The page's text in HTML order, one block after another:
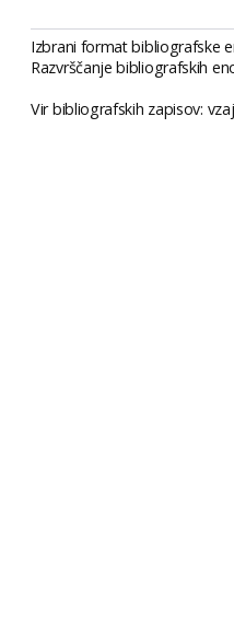
Izbrani format bibliografske
Razvrščanje bibliografskih
Vir bibliografskih zapisov: